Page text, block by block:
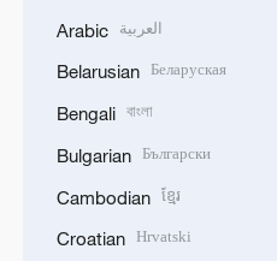
Arabic العربية
Belarusian Беларуская
Bengali বাংলা
Bulgarian Български
Cambodian ខ្មែរ
Croatian Hrvatski